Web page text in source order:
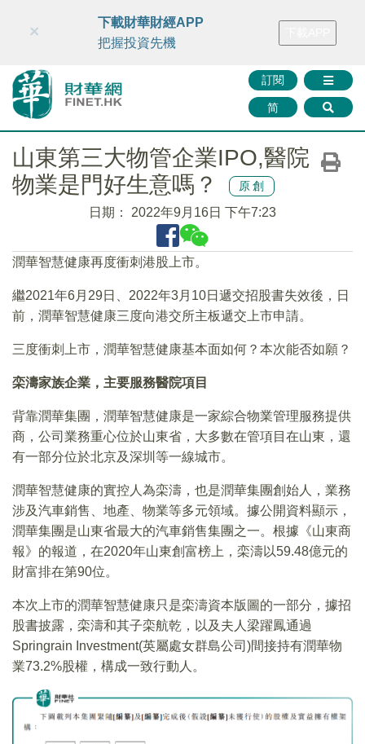
財華智庫網 FINTV FINMETA 財華證券 媒體矩陣
訂閱
简
×
下載財華財經APP
把握投資先機
山東第三大物管企業IPO,醫院
物業是門好生意嗎？
原創
日期： 2022年9月16日 下午7:23
潤華智慧健康再度衝刺港股上市。
繼2021年6月29日、2022年3月10日遞交招股書失效後，日
前，潤華智慧健康三度向港交所主板遞交上市申請。
三度衝刺上市，潤華智慧健康基本面如何？本次能否如願？
栾濤家族企業，主要服務醫院項目
背靠潤華集團，潤華智慧健康是一家綜合物業管理服務提供
商，公司業務重心位於山東省，大多數在管項目在山東，還
有一部分位於北京及深圳等一線城市。
潤華智慧健康的實控人為栾濤，也是潤華集團創始人，業務
涉及汽車銷售、地產、物業等多元領域。據公開資料顯示，
潤華集團是山東省最大的汽車銷售集團之一。根據《山東商
報》的報道，在2020年山東創富榜上，栾濤以59.48億元的
財富排在第90位。
本次上市的潤華智慧健康只是栾濤資本版圖的一部分，據招
股書披露，栾濤和其子栾航乾，以及夫人梁躍鳳通過
Springrain Investment(英屬處女群島公司)間接持有潤華物
業73.2%股權，構成一致行動人。